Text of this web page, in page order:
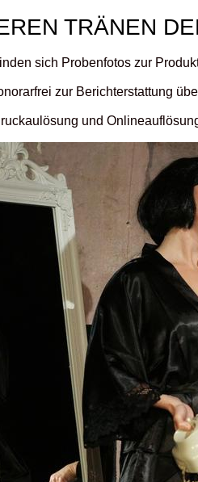
TRÄNEN
sich Probenfotos zur
zur Berichterstattung
und